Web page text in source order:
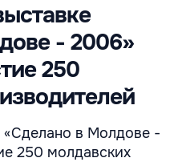
- 2006»
250
«Сделано в Молдове -
250 молдавских